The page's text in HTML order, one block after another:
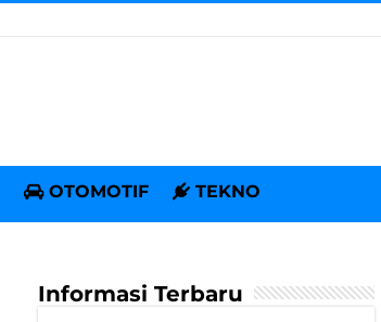
OTOMOTIF TEKNO
Informasi Terbaru